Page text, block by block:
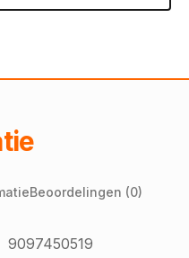
Beoordelingen (0)
9097450519